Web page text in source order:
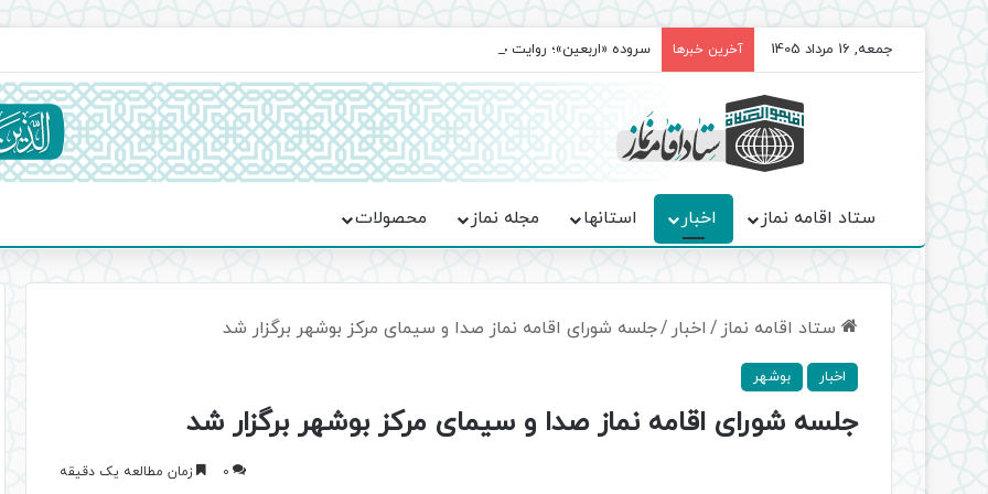
جمعه, 16 مرداد 1405 آخرین خبرها سروده‌ «اربعین»؛ روایت حماسه، استقامت و تمدن‌سازی امت اسلامی
ستاد اقامه نماز اخبار استانها مجله نماز محصولات
ستاد اقامه نماز / اخبار /جلسه شورای اقامه نماز صدا و سیمای مرکز بوشهر برگزار شد
اخبار بوشهر
جلسه شورای اقامه نماز صدا و سیمای مرکز بوشهر برگزار شد
0 زمان مطالعه یک دقیقه